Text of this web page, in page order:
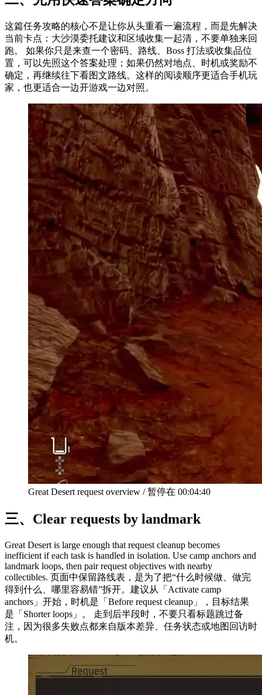
这篇任务攻略的核心不是让你从头重看一遍流程，而是先解决
当前卡点：大沙漠委托建议和区域收集一起清，不要单独来回
跑。 如果你只是来查一个密码、路线、Boss 打法或收集品位
置，可以先照这个答案处理；如果仍然对地点、时机或奖励不
确定，再继续往下看图文路线。这样的阅读顺序更适合手机玩
家，也更适合一边开游戏一边对照。
Great Desert request overview / 暂停在 00:04:40
三、 Clear requests by landmark
Great Desert is large enough that request cleanup becomes
inefficient if each task is handled in isolation. Use camp anchors and
landmark loops, then pair request objectives with nearby
collectibles. 页面中保留路线表，是为了把“什么时候做、做完
得到什么、哪里容易错”拆开。建议从「Activate camp
anchors」开始，时机是「Before request cleanup」，目标结果
是「Shorter loops」。 走到后半段时，不要只看标题跳过备
注，因为很多失败点都来自版本差异、任务状态或地图回访时
机。